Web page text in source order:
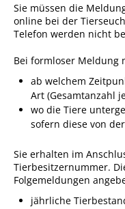
Sie müssen die
online bei der
Telefon werden nicht
Bei formloser Meldung
ab welchem
Art (Gesamtanzahl
wo die Tiere
sofern diese von
Sie erhalten im
Tierbesitzernummer.
Folgemeldungen
jährliche